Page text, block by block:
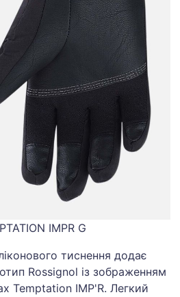
IMPR G
тиснення додає
Rossignol із зображенням
Temptation IMP'R. Легкий